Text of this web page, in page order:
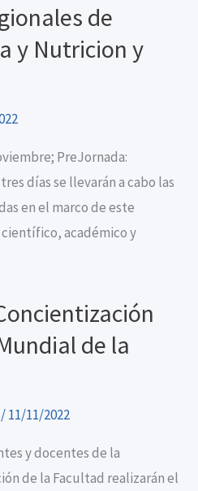
de
y Nutricion y
PreJornada:
días se llevarán a cabo las
en el marco de este
académico y
de la
11/11/2022
y docentes de la
de la Facultad realizarán el